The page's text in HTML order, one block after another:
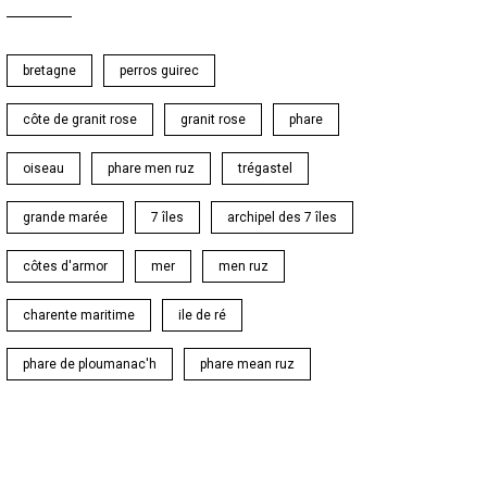
bretagne perros guirec
côte de granit rose granit rose phare
oiseau phare men ruz trégastel
grande marée 7 îles archipel des 7 îles
côtes d'armor mer men ruz
charente maritime ile de ré
phare de ploumanac'h phare mean ruz